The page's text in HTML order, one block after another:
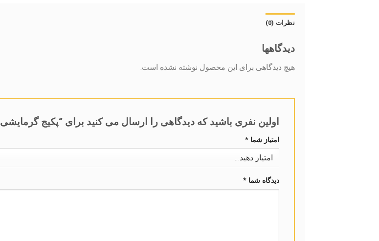
نظرات (0)
دیدگاهها
هیچ دیدگاهی برای این محصول نوشته نشده است.
اولین نفری باشید که دیدگاهی را ارسال می کنید برای “پکیج گرمایشی 150000 گازسوز”
امتیاز شما *
دیدگاه شما *